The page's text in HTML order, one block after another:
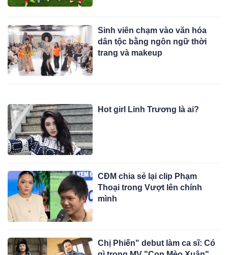
Sinh viên chạm vào văn hóa
dân tộc bằng ngôn ngữ thời
trang và makeup
Hot girl Linh Trương là ai?
CĐM chia sẻ lại clip Phạm
Thoại trong Vượt lên chính
mình
Chị Phiến" debut làm ca sĩ: Có